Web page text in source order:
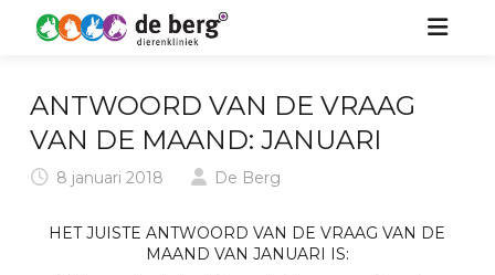
ZORG VOOR UW DIER
HOND
KAT
OVER ONS
KIDS
ANTWOORD VAN DE VRAAG
VAN DE MAAND: JANUARI
8 januari 2018 De Berg
HET JUISTE ANTWOORD VAN DE VRAAG VAN DE
MAAND VAN JANUARI IS: